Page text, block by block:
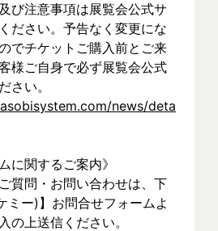
び注意事項は展覧会公式サ
ださい。予告なく変更にな
でチケットご購入前とご来
様ご自身で必ず展覧会公式
さい。
news/deta
に関するご案内》
質問・お問い合わせは、下
ー)】お問合せフォームよ
の上送信ください。